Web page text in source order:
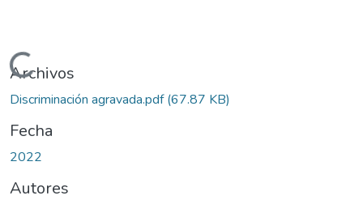
Cargando...
Archivos
Discriminación agravada.pdf(67.87 KB)
Fecha
2022
Autores